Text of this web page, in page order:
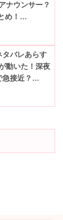
ナウンサー？
め！
タバレあらす
動いた！深夜
接近？